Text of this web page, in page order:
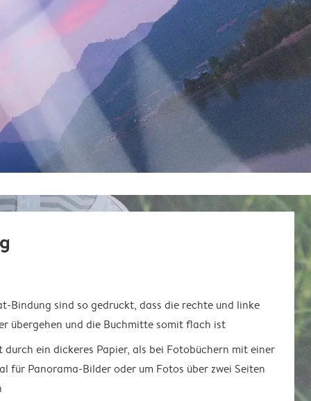
Bindung sind so gedruckt, dass die rechte und linke
übergehen und die Buchmitte somit flach ist
ein dickeres Papier, als bei Fotobüchern mit einer
für Panorama-Bilder oder um Fotos über zwei Seiten